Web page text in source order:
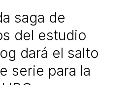
saga de
del estudio
dará el salto
serie para la